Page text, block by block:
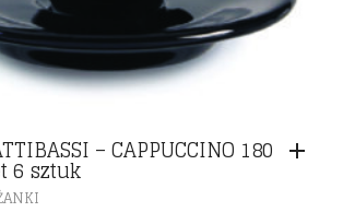
– CAPPUCCINO 180
6 sztuk